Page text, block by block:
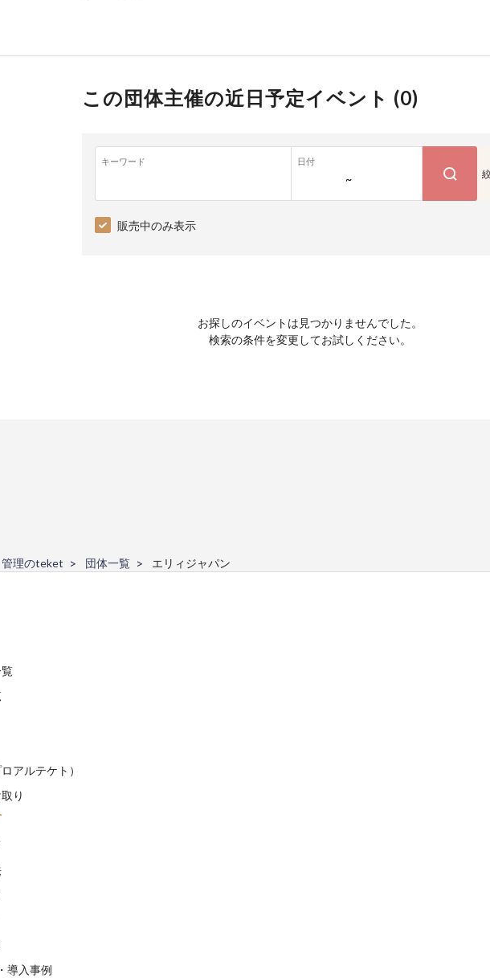
この団体主催の近日予定イベント (0)
キーワード 日付
~
販売中のみ表示
お探しのイベントは見つかりませんでした。
検索の条件を変更してお試しください。
管理のteket 団体一覧 エリィジャパン
アルテケト）
り
導入事例